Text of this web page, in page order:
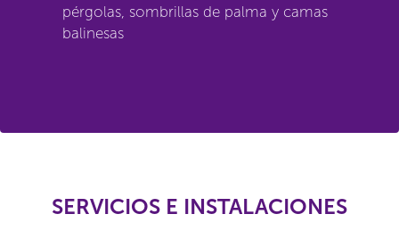
pérgolas, sombrillas de palma y camas
balinesas
SERVICIOS E INSTALACIONES